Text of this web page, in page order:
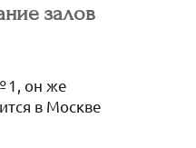
залов
1, он же
в Москве